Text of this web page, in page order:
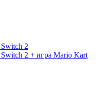
2
2 + игра Mario Kart